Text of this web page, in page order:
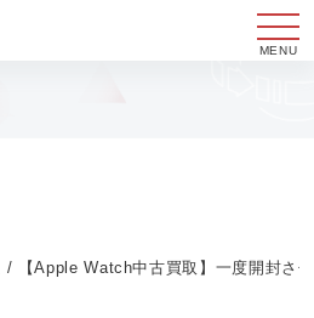
メ
/ 【Apple Watch中古買取】一度開封さ